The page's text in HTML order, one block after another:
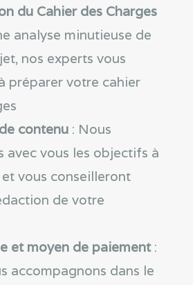
du Cahier des Charges
analyse minutieuse de
nos experts vous
préparer votre cahier
contenu: Nous
avec vous les objectifs à
vous conseilleront
de votre
et moyen de paiement:
accompagnons dans le